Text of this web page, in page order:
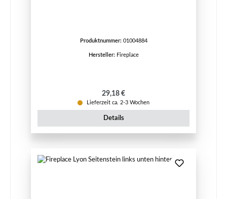
Produktnummer: 01004884
Hersteller: Fireplace
Regulärer Preis:
29,18 €
Lieferzeit ca. 2-3 Wochen
Details